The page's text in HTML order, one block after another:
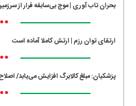
بحران تاب آوری | موج بی‌سابقه فرار از
ارتقای توان رزم | ارتش کاملا آماده است
پزشکیان: مبلغ کالابرگ افزایش می‌یابد/ اصلاح